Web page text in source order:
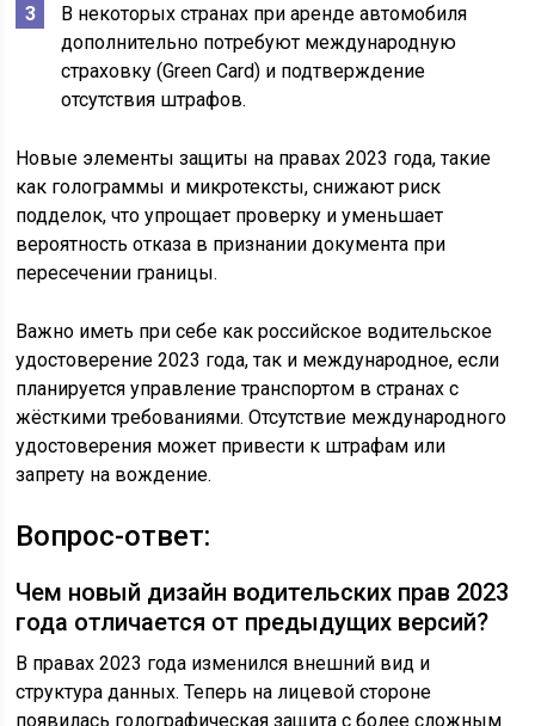
В некоторых странах при аренде автомобиля
дополнительно потребуют международную
страховку (Green Card) и подтверждение
отсутствия штрафов.
Новые элементы защиты на правах 2023 года, такие
как голограммы и микротексты, снижают риск
подделок, что упрощает проверку и уменьшает
вероятность отказа в признании документа при
пересечении границы.
Важно иметь при себе как российское водительское
удостоверение 2023 года, так и международное, если
планируется управление транспортом в странах с
жёсткими требованиями. Отсутствие международного
удостоверения может привести к штрафам или
запрету на вождение.
Вопрос-ответ:
Чем новый дизайн водительских прав 2023
года отличается от предыдущих версий?
В правах 2023 года изменился внешний вид и
структура данных. Теперь на лицевой стороне
появилась голографическая защита с более сложным